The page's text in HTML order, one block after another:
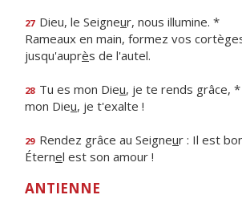
27 Dieu, le Seigneur, nous illumine. *
Rameaux en main, formez vos
jusqu'auprès de l'autel.
28 Tu es mon Dieu, je te rends grâce, *
mon Dieu, je t'exalte !
29 Rendez grâce au Seigneur : Il est
Éternel est son amour !
ANTIENNE